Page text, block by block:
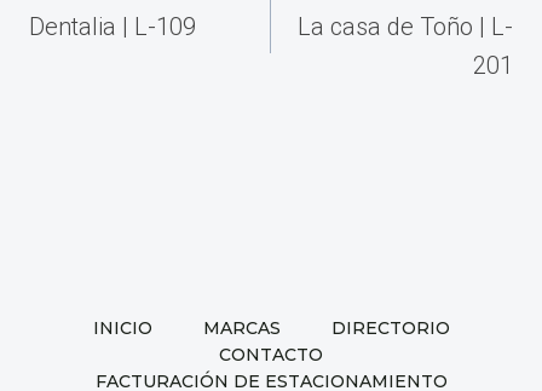
de
Dentalia | L-109
La casa de Toño | L-
201
INICIO MARCAS
DIRECTORIO
CONTACTO
FACTURACIÓN DE ESTACIONAMIENTO